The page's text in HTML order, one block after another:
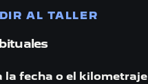
AL TALLER
la fecha o el kilometraje